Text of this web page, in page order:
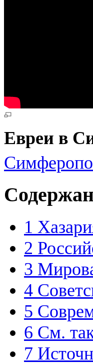
Евреи в
1
2
3
4
5
6 См.
7